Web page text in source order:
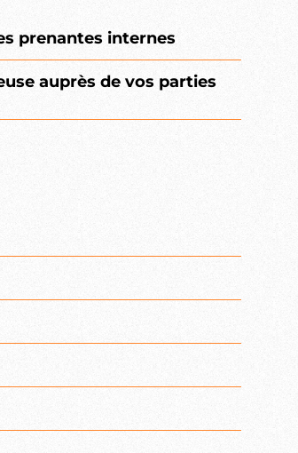
prenantes internes
auprès de vos parties